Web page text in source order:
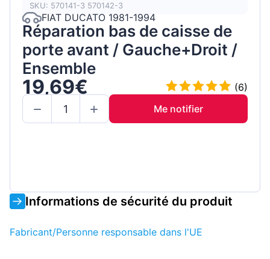
SKU: 570141-3 570142-3
FIAT DUCATO 1981-1994
Réparation bas de caisse de
porte avant / Gauche+Droit /
Ensemble
19,69€
(6)
Me notifier
Informations de sécurité du produit
Fabricant/Personne responsable dans l'UE